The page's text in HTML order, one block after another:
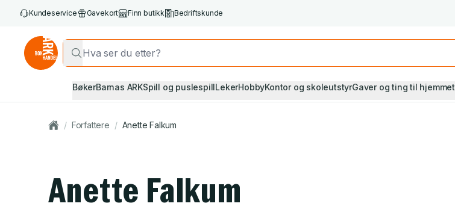
Kundeservice Gavekort Finn butikk Bedriftskunde
BøkerBarnas ARKSpill og puslespillLekerHobbyKontor og skoleutstyrGaver og ting til hjemmet
/ Forfattere / Anette Falkum
Anette Falkum